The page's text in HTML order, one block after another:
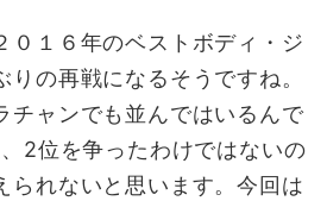
１６年のベストボディ・ジ
りの再戦になるそうですね。
ャンでも並んではいるんで
2位を争ったわけではないの
られないと思います。今回は